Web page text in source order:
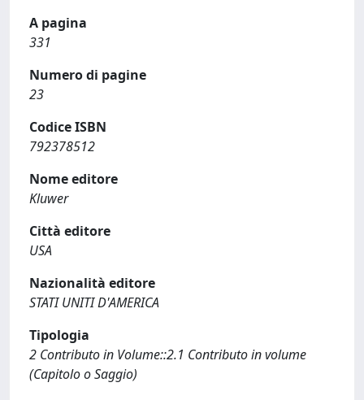
A pagina
331
Numero di pagine
23
Codice ISBN
792378512
Nome editore
Kluwer
Città editore
USA
Nazionalità editore
STATI UNITI D'AMERICA
Tipologia
2 Contributo in Volume::2.1 Contributo in volume
(Capitolo o Saggio)